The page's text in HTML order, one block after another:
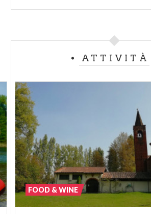
ATTIVITÀ
FOOD & WINE